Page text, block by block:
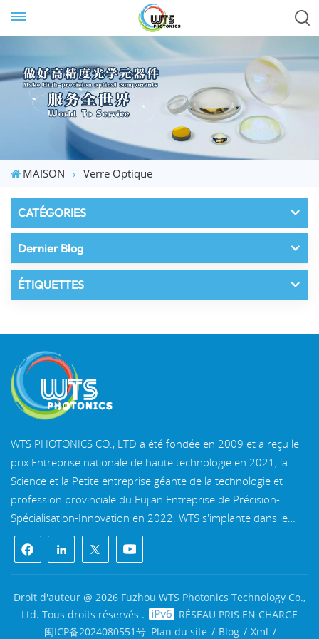
MAISON Verre Optique
CATÉGORIES
Dernier Blog
ÉTIQUETTES
WTS PHOTONICS CO., LTD a été fondée en 2009 et a reçu le
prix Entreprise nationale de haute technologie en 2021, la
Science et la Petite entreprise géante de la technologie et
profession provinciale du Fujian Entreprise de Précision-
Spécialisation-Innovation en 2022. WTS s'implante dans le
belle ville côtière du sud-est, Fuzhou, une célèbre ville optique
en Chine. WTS dispose de 11 000 mètres carrés de
bâtiments d'usine standardisés, un groupe d'un personnel
technique qualifié et d'un système de traitement optique
complet, système de revêtement, système d'assemblage et
système de contrôle qualité. WTS fournit clients avec des
Droit d'auteur @ 2026 Fuzhou WTS Photonics Technology Co.,
Ltd. Tous droits réservés .
RÉSEAU PRIS EN CHARGE
闽ICP备2024080551号 Plan du site / Blog / Xml /